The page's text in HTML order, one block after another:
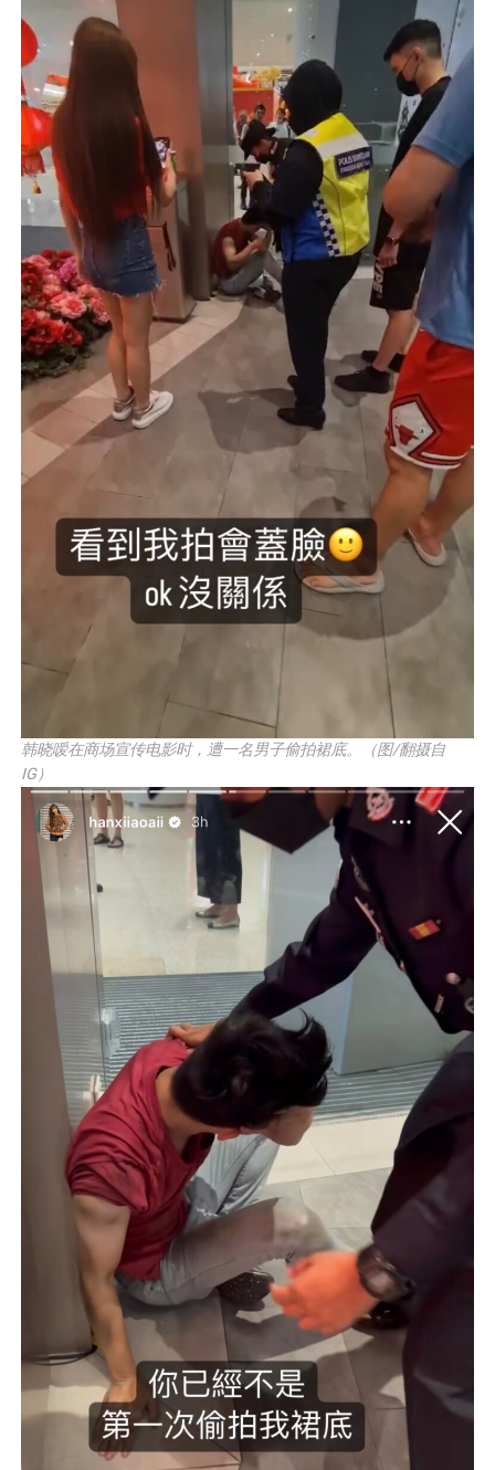
韩晓嗳在商场宣传电影时，遭一名男子偷拍裙底。（图/翻摄自
IG）